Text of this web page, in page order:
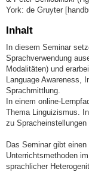
York: de Gruyter
Inhalt
In diesem Seminar
Sprachverwendung
Modalitäten) und
Language Awareness,
Sprachmittlung.
In einem online-
Thema Linguizismus.
zu
Das Seminar gibt
Unterrichtsmethoden
sprachlicher